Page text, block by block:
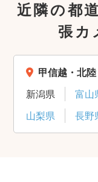
近隣の都
張カ
甲信越・北陸
新潟県
富山
山梨県
長野